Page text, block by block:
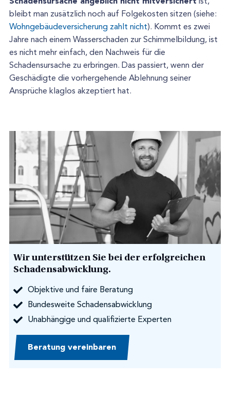
bleibt man zusätzlich noch auf Folgekosten sitzen (siehe:
Wohngebäudeversicherung zahlt nicht). Kommt es zwei
Jahre nach einem Wasserschaden zur Schimmelbildung, ist
es nicht mehr einfach, den Nachweis für die
Schadensursache zu erbringen. Das passiert, wenn der
Geschädigte die vorhergehende Ablehnung seiner
Ansprüche klaglos akzeptiert hat.
Wir unterstützen Sie bei der erfolgreichen
Schadensabwicklung.
Objektive und faire Beratung
Bundesweite Schadensabwicklung
Unabhängige und qualifizierte Experten
Beratung vereinbaren